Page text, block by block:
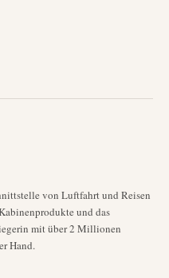
von Luftfahrt und Reisen
und das
mit über 2 Millionen
Hand.